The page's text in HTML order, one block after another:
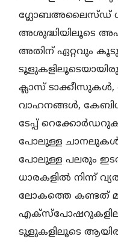
ഗ്ലോബഅലൈസ്ഡ്
അശുദ്ധിയിലൂടെ
അതിന് ഏറ്റവും
ക്ലാസ്
വാഹനങ്ങൾ,
ടേപ്പ്
പോലുള്ള ചാനലുകൾ
പോലുള്ള പലരും
ധാരകളിൽ നിന്ന്
ലോകത്തെ കണ്ടത്
ടൂളുകളിലൂടെ